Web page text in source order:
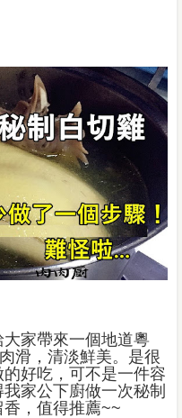
家帶來一個地道粵
滑，清淡鮮美。是很
好吃，可不是一件容
家公下廚做一次秘制
，值得推薦~~